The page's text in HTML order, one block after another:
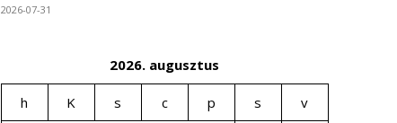
2026-07-31
2026. augusztus
h K s c p s
v